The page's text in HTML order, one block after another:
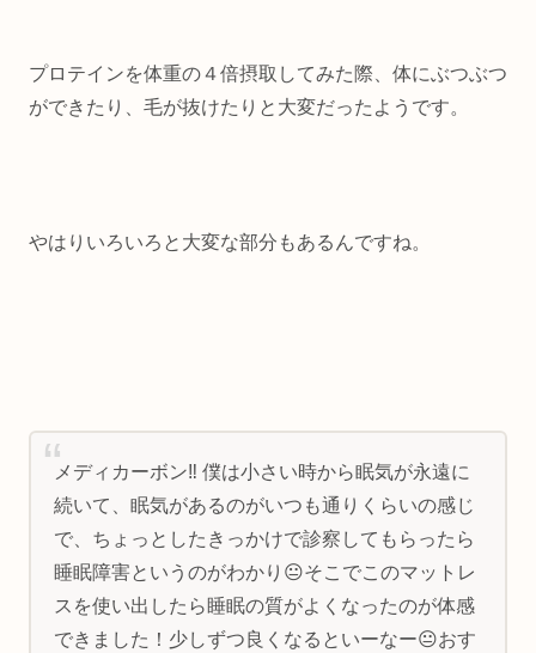
プロテインを体重の４倍摂取してみた際、体にぶつぶつ
ができたり、毛が抜けたりと大変だったようです。
やはりいろいろと大変な部分もあるんですね。
メディカーボン‼︎ 僕は小さい時から眠気が永遠に
続いて、眠気があるのがいつも通りくらいの感じ
で、ちょっとしたきっかけで診察してもらったら
睡眠障害というのがわかり😐そこでこのマットレ
スを使い出したら睡眠の質がよくなったのが体感
できました！少しずつ良くなるといーなー😐おす